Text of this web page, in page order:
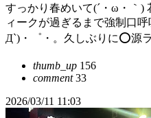
すっかり春めいて(´・ω・｀)
ィークが過ぎるまで強制口
Д`)・゜・。久しぶりに⭕️源
thumb_up 156
comment33
2026/03/11 11:03